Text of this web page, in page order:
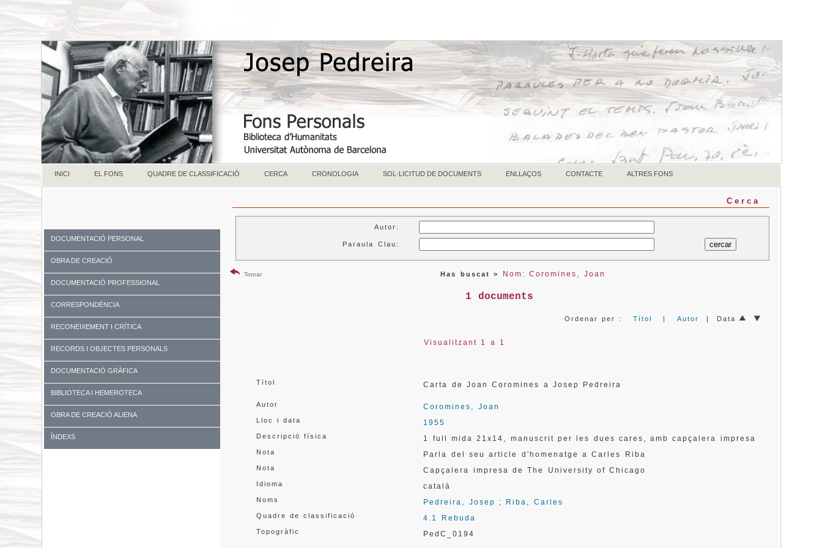
INICI EL FONS QUADRE DE CLASSIFICACIÓ CERCA CRONOLOGIA SOL·LICITUD DE DOCUMENTS ENLLAÇOS CONTACTE ALTRES FONS
DOCUMENTACIÓ PERSONAL
OBRA DE CREACIÓ
DOCUMENTACIÓ PROFESSIONAL
CORRESPONDÈNCIA
RECONEIXEMENT I CRÍTICA
RECORDS I OBJECTES PERSONALS
DOCUMENTACIÓ GRÀFICA
BIBLIOTECA I HEMEROTECA
OBRA DE CREACIÓ ALIENA
ÍNDEXS
Cerca
Autor:
Paraula Clau:
Tornar Has buscat > Nom: Coromines, Joan
1 documents
Ordenar per :Títol |Autor | Data
Visualitzant 1 a 1
Títol Carta de Joan Coromines a Josep Pedreira
Autor Coromines, Joan
Lloc i data 1955
Descripció física 1 full mida 21x14, manuscrit per les dues cares, amb capçalera impresa
Nota Parla del seu article d'homenatge a Carles Riba
Nota Capçalera impresa de The University of Chicago
Idioma català
Noms Pedreira, Josep ; Riba, Carles
Quadre de classificació 4.1 Rebuda
Topogràfic PedC_0194